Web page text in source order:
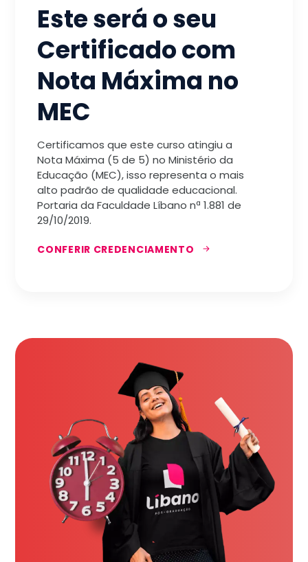
Este será o seu
Certificado com
Nota Máxima no
MEC
Certificamos que este curso atingiu a
Nota Máxima (5 de 5) no Ministério da
Educação (MEC), isso representa o mais
alto padrão de qualidade educacional.
Portaria da Faculdade Líbano nª 1.881 de
29/10/2019.
CONFERIR CREDENCIAMENTO